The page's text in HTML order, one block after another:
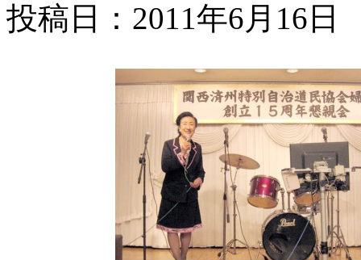
投稿日：2011年6月16日